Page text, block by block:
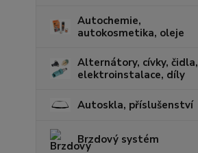
Autochemie,
autokosmetika, oleje
Alternátory, cívky, čidla,
elektroinstalace, díly
Autoskla, příslušenství
Brzdový systém